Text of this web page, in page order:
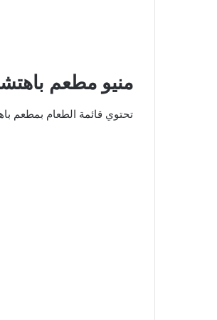
منيو مطعم
تحتوي قائمة الطعام بمطعم